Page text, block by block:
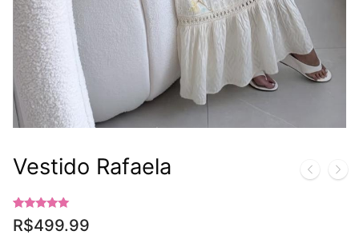
Vestido Rafaela
Avaliado
como5.00
1
R$499.99